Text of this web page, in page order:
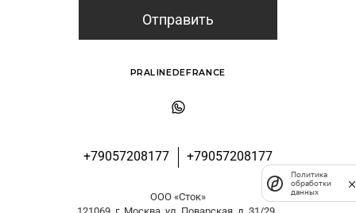
Отправить
+79057208177 +79057208177
PRALINEDEFRANCE
ООО «Сток»
Политика
обработки
данных